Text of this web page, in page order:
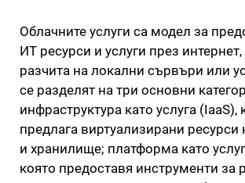
Облачните услуги са модел за
ИТ ресурси и услуги през
разчита на локални сървъри или
се разделят на три основни
инфраструктура като услуга (IaaS),
предлага виртуализирани ресурси
и хранилище; платформа като
която предоставя инструменти за